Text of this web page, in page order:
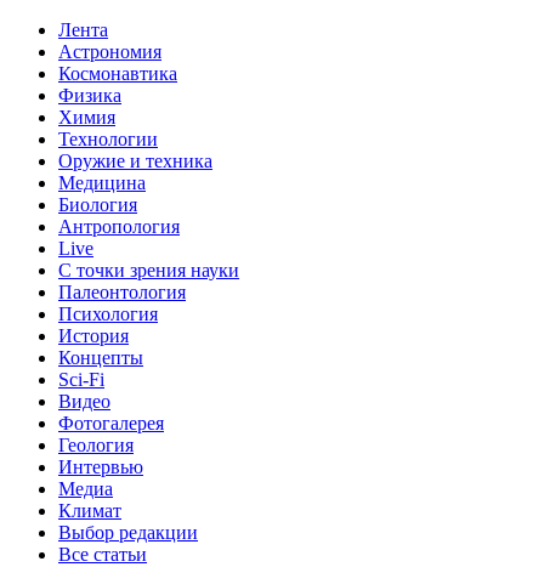
Лента
Астрономия
Космонавтика
Физика
Химия
Технологии
Оружие и техника
Медицина
Биология
Антропология
Live
С точки зрения науки
Палеонтология
Психология
История
Концепты
Sci-Fi
Видео
Фотогалерея
Геология
Интервью
Медиа
Климат
Выбор редакции
Все статьи